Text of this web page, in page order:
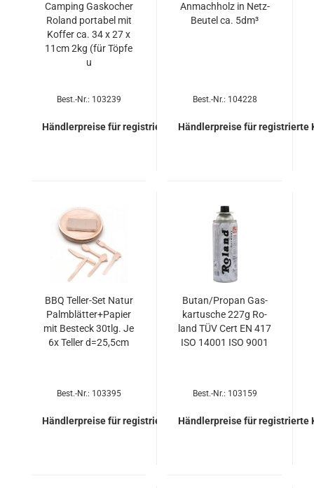
Cam­ping Gas­ko­cher
Ro­land por­ta­bel mit
Kof­fer ca. 34 x 27 x
11cm 2kg (für Töpfe
u
Best.-Nr.: 103239
Händlerpreise für registrierte Kunden
An­mach­holz in Netz-​
Beu­tel ca. 5dm³
Best.-Nr.: 104228
Händlerpreise für registrierte
BBQ Teller-​​Set Natur
Palm­blät­ter+Pa­pier
mit Be­steck 30tlg. Je
6x Tel­ler d=25,5cm
Best.-Nr.: 103395
Händlerpreise für registrierte Kunden
Butan/Pro­pan Gas­
kar­tu­sche 227g Ro­
land TÜV Cert EN 417
ISO 14001 ISO 9001
Best.-Nr.: 103159
Händlerpreise für registrierte